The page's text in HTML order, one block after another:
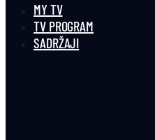
MY TV
TV PROGRAM
SADRŽAJI